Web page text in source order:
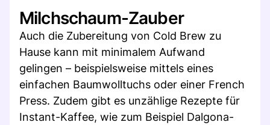
Milchschaum-Zauber
Auch die Zubereitung von Cold Brew zu
Hause kann mit minimalem Aufwand
gelingen – beispielsweise mittels eines
einfachen Baumwolltuchs oder einer French
Press. Zudem gibt es unzählige Rezepte für
Instant-Kaffee, wie zum Beispiel Dalgona-